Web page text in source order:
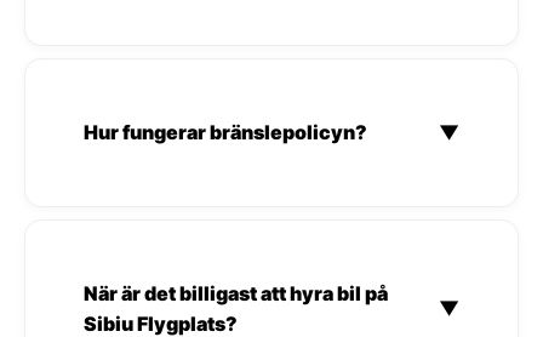
Hur fungerar bränslepolicyn? ▼
När är det billigast att hyra bil på
Sibiu Flygplats?
▼